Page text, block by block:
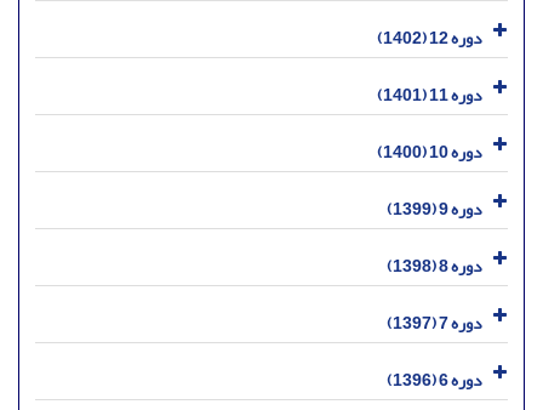
دوره 12 (1402)
دوره 11 (1401)
دوره 10 (1400)
دوره 9 (1399)
دوره 8 (1398)
دوره 7 (1397)
دوره 6 (1396)